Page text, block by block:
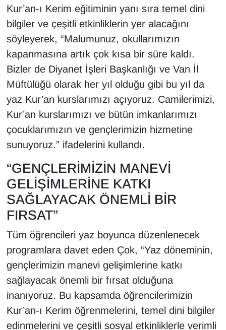
Kur’an-ı Kerim eğitiminin yanı sıra temel dini
bilgiler ve çeşitli etkinliklerin yer alacağını
söyleyerek, “Malumunuz, okullarımızın
kapanmasına artık çok kısa bir süre kaldı.
Bizler de Diyanet İşleri Başkanlığı ve Van İl
Müftülüğü olarak her yıl olduğu gibi bu yıl da
yaz Kur’an kurslarımızı açıyoruz. Camilerimizi,
Kur’an kurslarımızı ve bütün imkanlarımızı
çocuklarımızın ve gençlerimizin hizmetine
sunuyoruz.” ifadelerini kullandı.
“GENÇLERİMİZİN MANEVİ
GELİŞİMLERİNE KATKI
SAĞLAYACAK ÖNEMLİ BİR
FIRSAT”
Tüm öğrencileri yaz boyunca düzenlenecek
programlara davet eden Çok, “Yaz döneminin,
gençlerimizin manevi gelişimlerine katkı
sağlayacak önemli bir fırsat olduğuna
inanıyoruz. Bu kapsamda öğrencilerimizin
Kur’an-ı Kerim öğrenmelerini, temel dini bilgiler
edinmelerini ve çeşitli sosyal etkinliklerle verimli
Turizm
VAN'DA SPOR
Vasıta
YAŞAM
YEREL